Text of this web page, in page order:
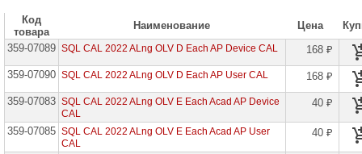
Мониторы
и
панели
Проекторы
лампы
для
проекторов
Код
товара
Наименование Цена
359-07089 SQL CAL 2022 ALng OLV D Each AP Device CAL 168 ₽
359-07090 SQL CAL 2022 ALng OLV D Each AP User CAL 168 ₽
359-07083 SQL CAL 2022 ALng OLV E Each Acad AP Device
CAL
40 ₽
359-07085 SQL CAL 2022 ALng OLV E Each Acad AP User
CAL
40 ₽